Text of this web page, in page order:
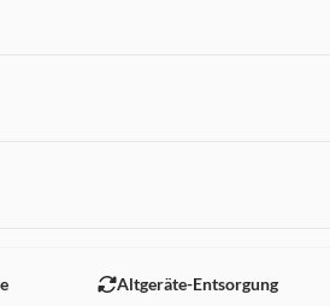
Tippen und hat ein
sattes Audio.Altgeräte-Entsorgung